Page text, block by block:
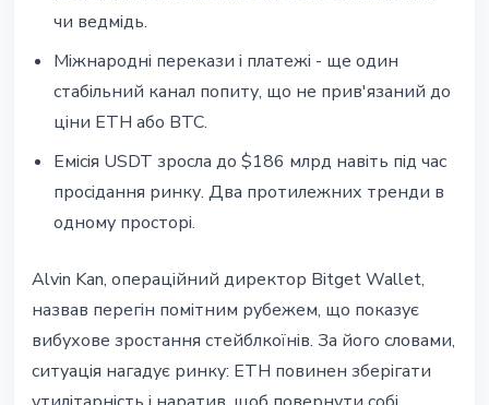
чи ведмідь.
Міжнародні перекази і платежі - ще один
стабільний канал попиту, що не прив'язаний до
ціни ETH або BTC.
Емісія USDT зросла до $186 млрд навіть під час
просідання ринку. Два протилежних тренди в
одному просторі.
Alvin Kan, операційний директор Bitget Wallet,
назвав перегін помітним рубежем, що показує
вибухове зростання стейблкоїнів. За його словами,
ситуація нагадує ринку: ETH повинен зберігати